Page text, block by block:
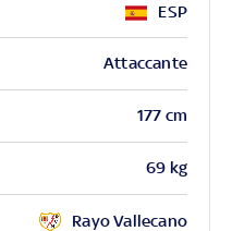
ESP
Attaccante
177 cm
69 kg
Rayo Vallecano